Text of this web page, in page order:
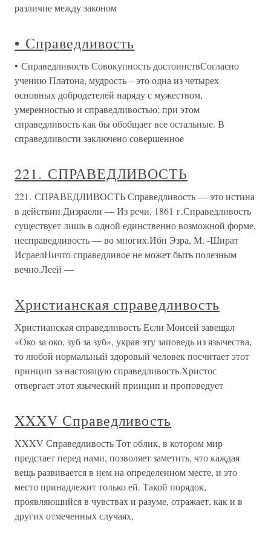
различие между законом
• Справедливость
• Справедливость Совокупность достоинствСогласно
учению Платона, мудрость – это одна из четырех
основных добродетелей наряду с мужеством,
умеренностью и справедливостью; при этом
справедливость как бы обобщает все остальные. В
справедливости заключено совершенное
221. СПРАВЕДЛИВОСТЬ
221. СПРАВЕДЛИВОСТЬ Справедливость — это истина
в действии.Дизраели — Из речи, 1861 г.Справедливость
существует лишь в одной единственно возможной форме,
несправедливость — во многих.Ибн Эзра, М. -Шират
ИсраелНичто справедливое не может быть полезным
вечно.Леей —
Христианская справедливость
Христианская справедливость Если Моисей завещал
«Око за око, зуб за зуб», украв эту заповедь из язычества,
то любой нормальный здоровый человек посчитает этот
принцип за настоящую справедливость.Христос
отвергает этот языческий принцип и проповедует
XXXV Справедливость
XXXV Справедливость Тот облик, в котором мир
предстает перед нами, позволяет заметить, что каждая
вещь развивается в нем на определенном месте, и это
место принадлежит только ей. Такой порядок,
проявляющийся в чувствах и разуме, отражает, как и в
других отмеченных случаях,